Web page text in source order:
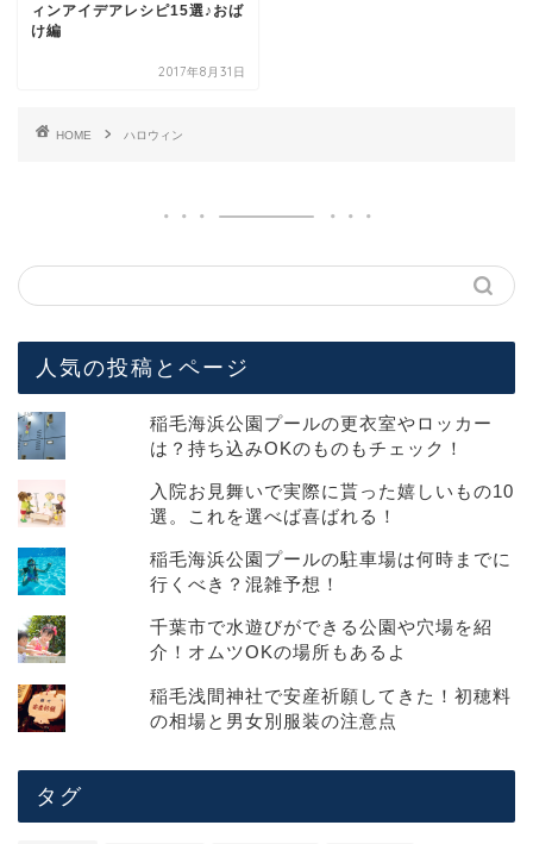
ィンアイデアレシピ15選♪おば
け編
2017年8月31日
HOME ハロウィン
人気の投稿とページ
稲毛海浜公園プールの更衣室やロッカー
は？持ち込みOKのものもチェック！
入院お見舞いで実際に貰った嬉しいもの10
選。これを選べば喜ばれる！
稲毛海浜公園プールの駐車場は何時までに
行くべき？混雑予想！
千葉市で水遊びができる公園や穴場を紹
介！オムツOKの場所もあるよ
稲毛浅間神社で安産祈願してきた！初穂料
の相場と男女別服装の注意点
タグ